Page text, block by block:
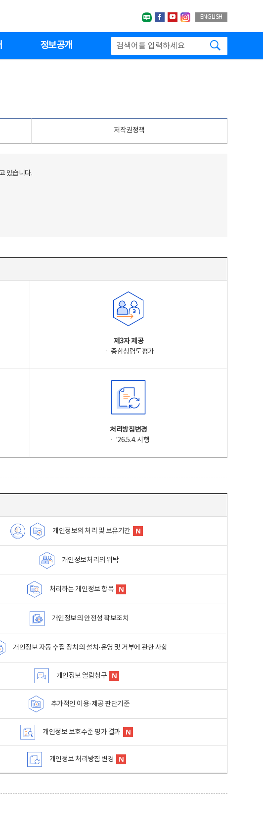
네이버블로그
페이스북
유투브인스타그랩
ENGLISH
정보공개
저작권정책
있습니다.
제3자 제공
ㆍ 종합청렴도평가
처리방침변경
ㆍ '26.5.4. 시행
개인정보의 처리 및 보유기간
개인정보처리의 위탁
처리하는 개인정보 항목
개인정보의 안전성 확보조치
개인정보 자동 수집 장치의 설치·운영 및 거부에 관한 사항
개인정보 열람청구
추가적인 이용·제공 판단기준
개인정보 보호수준 평가 결과
개인정보 처리방침 변경